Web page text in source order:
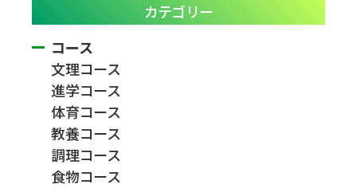
カテゴリー
コース
文理コース
進学コース
体育コース
教養コース
調理コース
食物コース